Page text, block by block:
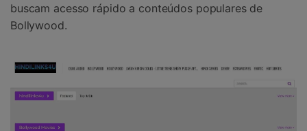
buscam acesso rápido a conteúdos populares de
Bollywood.